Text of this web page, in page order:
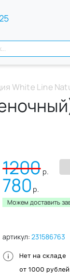
White Line
артикул:231586763
Нет на складе
от 1000
1200 р.
780 р.
Можем доставить